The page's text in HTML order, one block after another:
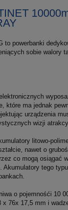
to powerbanki
sobie walory
które ma jednak
urządzenia
wizji
litowo-
nawet o
co mogą osiągać
Akumulatory tego
o pojemnośći 10
76x 17,5 mm i